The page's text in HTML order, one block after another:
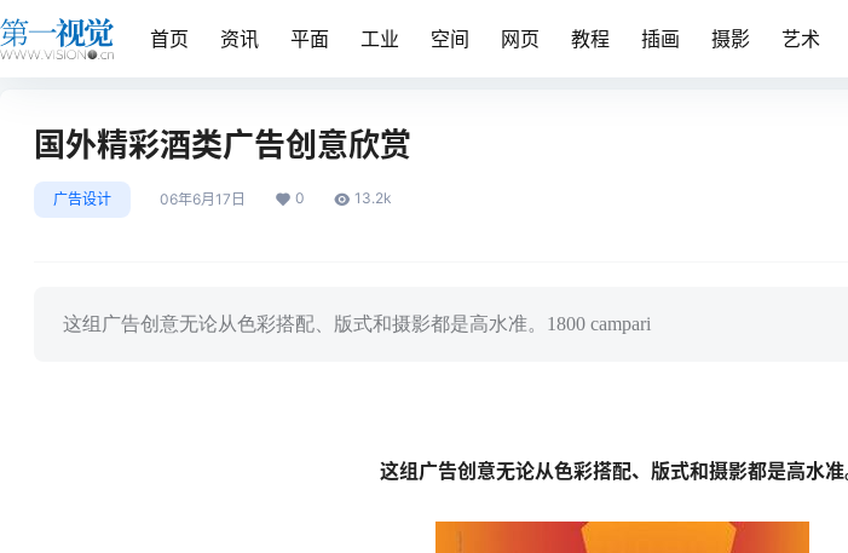
首页 资讯 平面 工业 空间 网页 教程 插画 摄影 艺术
国外精彩酒类广告创意欣赏
广告设计 06年6月17日 0 13.2k
这组广告创意无论从色彩搭配、版式和摄影都是高水准。1800 campari
这组广告创意无论从色彩搭配、版式和摄影都是高水准